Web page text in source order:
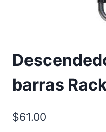
barras
$61.00